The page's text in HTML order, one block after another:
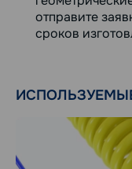
отправите
сроков